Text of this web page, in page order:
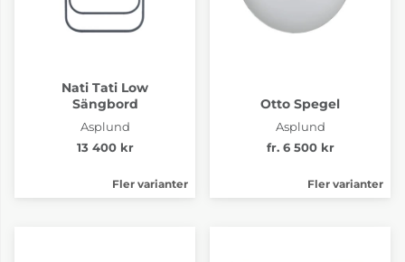
Nati Tati Low
Sängbord
Asplund
13 400 kr
Fler varianter
Otto Spegel
Asplund
fr. 6 500 kr
Fler varianter